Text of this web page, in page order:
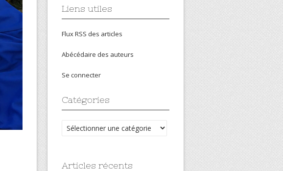
Liens utiles
Flux RSS des articles
Abécédaire des auteurs
Se connecter
Catégories
Catégories
Articles récents